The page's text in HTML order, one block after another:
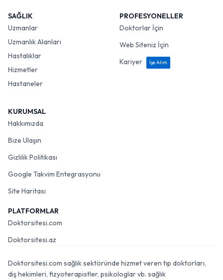
SAĞLIK
Uzmanlar
Uzmanlık Alanları
Hastalıklar
Hizmetler
Hastaneler
PROFESYONELLER
Doktorlar İçin
Web Siteniz İçin
Kariyer
İşe Alım
KURUMSAL
Hakkımızda
Bize Ulaşın
Gizlilik Politikası
Google Takvim Entegrasyonu
Site Haritası
PLATFORMLAR
Doktorsitesi.com
Doktorsitesi.az
Doktorsitesi.com sağlık sektöründe hizmet veren tıp doktorları,
diş hekimleri, fizyoterapistler, psikologlar vb. sağlık